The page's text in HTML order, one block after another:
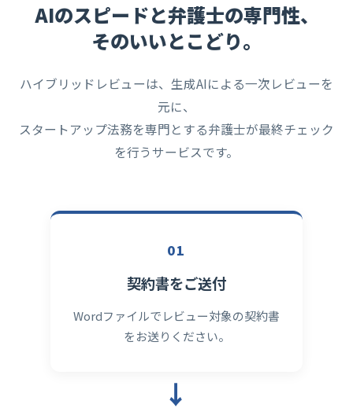
AIのスピードと弁護士の専門性、
そのいいとこどり。
ハイブリッドレビューは、生成AIによる一次レビューを
元に、
スタートアップ法務を専門とする弁護士が最終チェック
を行うサービスです。
01
契約書をご送付
Wordファイルでレビュー対象の契約書
をお送りください。
→